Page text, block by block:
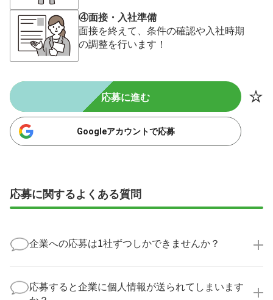
④面接・入社準備
面接を終えて、条件の確認や入社時期
の調整を行います！
応募に進む
Googleアカウントで応募
応募に関するよくある質問
企業への応募は1社ずつしかできませんか？
実際に医療キャリアナビを利用して転職に成功した方
の多くは、複数応募して自分に合った職場を選ばれて
応募すると企業に個人情報が送られてしまいます